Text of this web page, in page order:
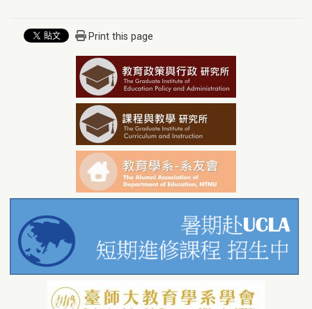
Print this page